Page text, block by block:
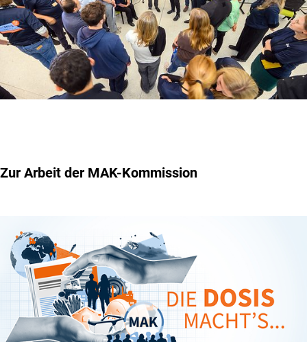
Zur Arbeit der MAK-Kommission